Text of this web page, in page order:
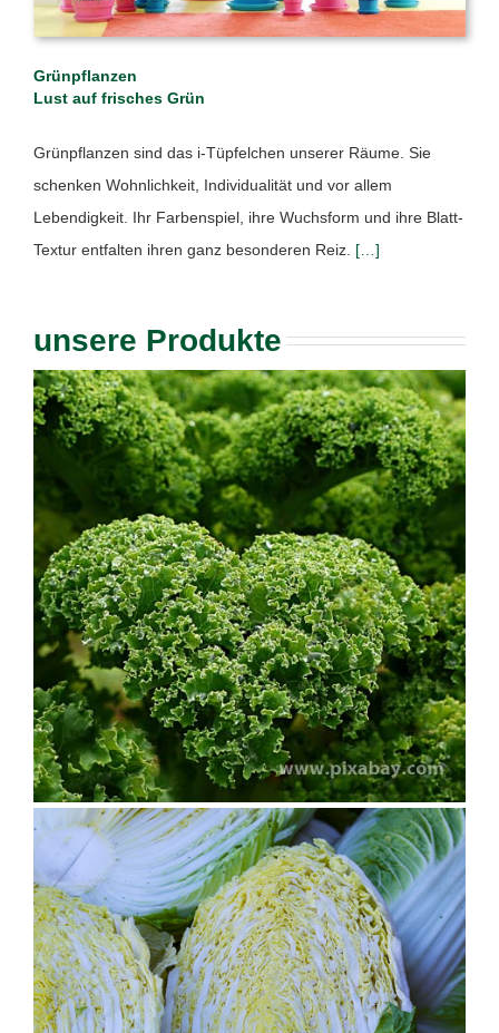
Grünpflanzen
Lust auf frisches Grün
Grünpflanzen sind das i-Tüpfelchen unserer Räume. Sie
schenken Wohnlichkeit, Individualität und vor allem
Lebendigkeit. Ihr Farbenspiel, ihre Wuchsform und ihre Blatt-
Textur entfalten ihren ganz besonderen Reiz. […]
unsere Produkte